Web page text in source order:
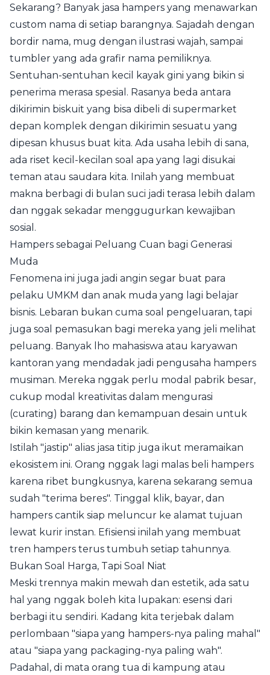
Sekarang? Banyak jasa hampers yang menawarkan
custom nama di setiap barangnya. Sajadah dengan
bordir nama, mug dengan ilustrasi wajah, sampai
tumbler yang ada grafir nama pemiliknya.
Sentuhan-sentuhan kecil kayak gini yang bikin si
penerima merasa spesial. Rasanya beda antara
dikirimin biskuit yang bisa dibeli di supermarket
depan komplek dengan dikirimin sesuatu yang
dipesan khusus buat kita. Ada usaha lebih di sana,
ada riset kecil-kecilan soal apa yang lagi disukai
teman atau saudara kita. Inilah yang membuat
makna berbagi di bulan suci jadi terasa lebih dalam
dan nggak sekadar menggugurkan kewajiban
sosial.
Hampers sebagai Peluang Cuan bagi Generasi
Muda
Fenomena ini juga jadi angin segar buat para
pelaku UMKM dan anak muda yang lagi belajar
bisnis. Lebaran bukan cuma soal pengeluaran, tapi
juga soal pemasukan bagi mereka yang jeli melihat
peluang. Banyak lho mahasiswa atau karyawan
kantoran yang mendadak jadi pengusaha hampers
musiman. Mereka nggak perlu modal pabrik besar,
cukup modal kreativitas dalam mengurasi
(curating) barang dan kemampuan desain untuk
bikin kemasan yang menarik.
Istilah "jastip" alias jasa titip juga ikut meramaikan
ekosistem ini. Orang nggak lagi malas beli hampers
karena ribet bungkusnya, karena sekarang semua
sudah "terima beres". Tinggal klik, bayar, dan
hampers cantik siap meluncur ke alamat tujuan
lewat kurir instan. Efisiensi inilah yang membuat
tren hampers terus tumbuh setiap tahunnya.
Bukan Soal Harga, Tapi Soal Niat
Meski trennya makin mewah dan estetik, ada satu
hal yang nggak boleh kita lupakan: esensi dari
berbagi itu sendiri. Kadang kita terjebak dalam
perlombaan "siapa yang hampers-nya paling mahal"
atau "siapa yang packaging-nya paling wah".
Padahal, di mata orang tua di kampung atau